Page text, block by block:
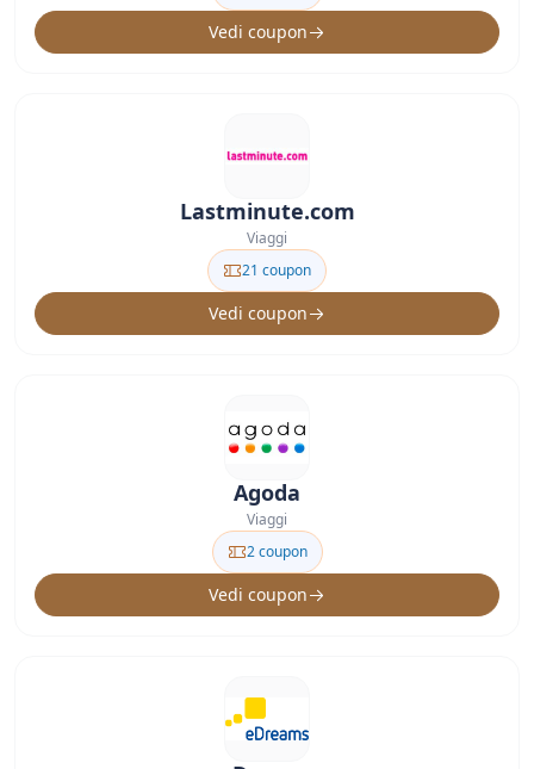
Vedi coupon
Lastminute.com
Viaggi
21 coupon
Vedi coupon
Agoda
Viaggi
2 coupon
Vedi coupon